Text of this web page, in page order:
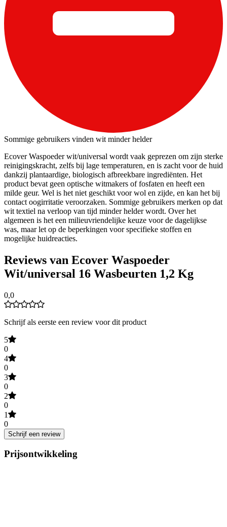
Sommige gebruikers vinden wit minder helder
Ecover Waspoeder wit/universal wordt vaak geprezen om zijn sterke
reinigingskracht, zelfs bij lage temperaturen, en is zacht voor de huid
dankzij plantaardige, biologisch afbreekbare ingrediënten. Het
product bevat geen optische witmakers of fosfaten en heeft een
milde geur. Wel is het niet geschikt voor wol en zijde, en kan het bij
contact oogirritatie veroorzaken. Sommige gebruikers merken op dat
wit textiel na verloop van tijd minder helder wordt. Over het
algemeen is het een milieuvriendelijke keuze voor de dagelijkse
was, maar let op de beperkingen voor specifieke stoffen en
mogelijke huidreacties.
Reviews van Ecover Waspoeder
Wit/universal 16 Wasbeurten 1,2 Kg
0,0
Schrijf als eerste een review voor dit product
5
0
4
0
3
0
2
0
1
0
Schrijf een review
Prijsontwikkeling